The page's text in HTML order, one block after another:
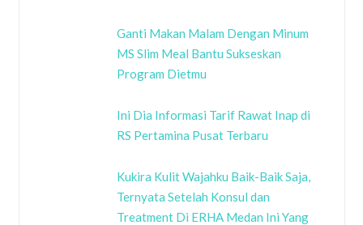
Ganti Makan Malam Dengan Minum
MS Slim Meal Bantu Sukseskan
Program Dietmu
Ini Dia Informasi Tarif Rawat Inap di
RS Pertamina Pusat Terbaru
Kukira Kulit Wajahku Baik-Baik Saja,
Ternyata Setelah Konsul dan
Treatment Di ERHA Medan Ini Yang